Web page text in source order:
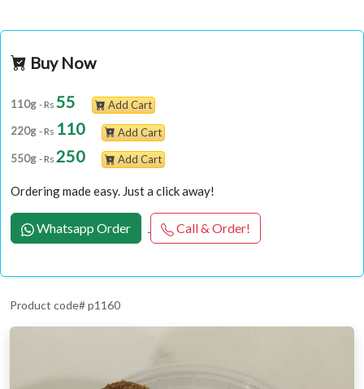
Buy Now
110g - Rs 55
Add Cart
220g - Rs 110
Add Cart
550g - Rs 250 Add Cart
Ordering made easy. Just a click away!
Whatsapp Order Call & Order!
Product code# p1160